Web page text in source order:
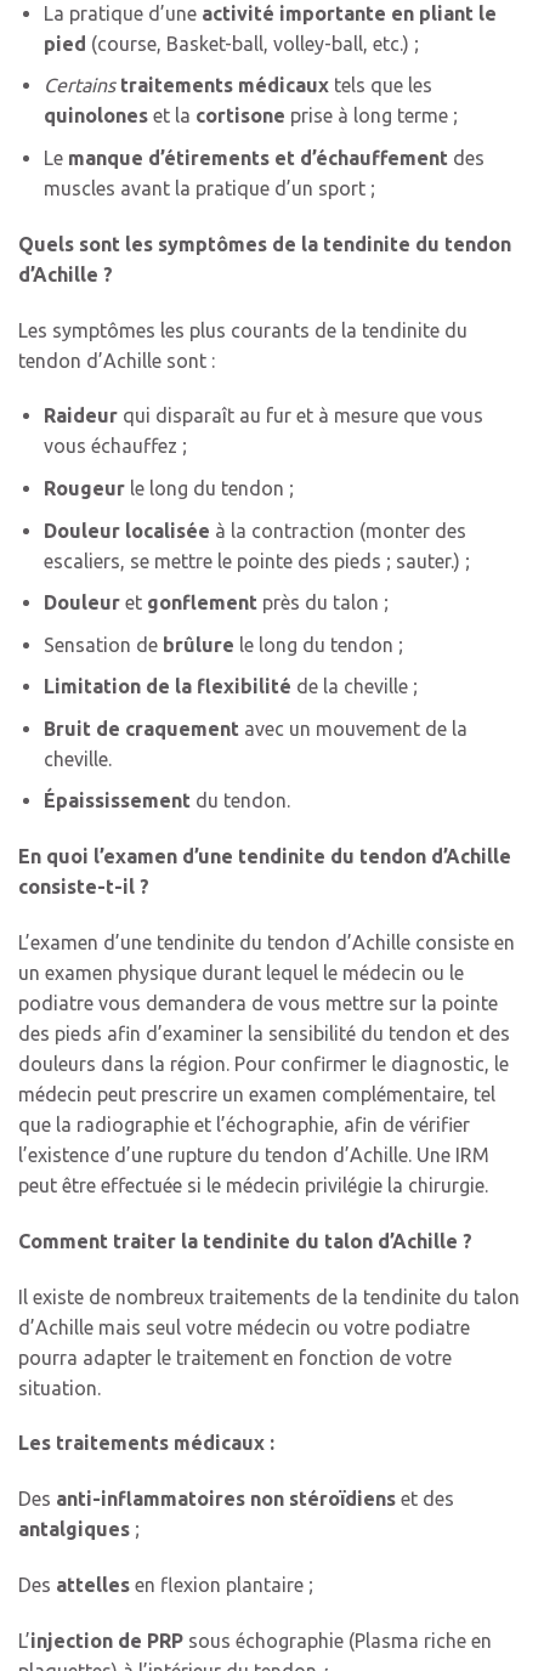
La pratique d’une activité importante en pliant le
pied (course, Basket-ball, volley-ball, etc.) ;
Certains traitements médicaux tels que les
quinolones et la cortisone prise à long terme ;
Le manque d’étirements et d’échauffement des
muscles avant la pratique d’un sport ;
Quels sont les symptômes de la tendinite du tendon
d’Achille ?
Les symptômes les plus courants de la tendinite du
tendon d’Achille sont :
Raideur qui disparaît au fur et à mesure que vous
vous échauffez ;
Rougeurle long du tendon ;
Douleur localisée à la contraction (monter des
escaliers, se mettre le pointe des pieds ; sauter.) ;
Douleur etgonflementprès du talon ;
Sensation de brûlure le long du tendon ;
Limitation de la flexibilité de la cheville ;
Bruit de craquementavec un mouvement de la
cheville.
Épaississement du tendon.
En quoi l’examen d’une tendinite du tendon d’Achille
consiste-t-il ?
L’examen d’une tendinite du tendon d’Achille consiste en
un examen physique durant lequel le médecin ou le
podiatre vous demandera de vous mettre sur la pointe
des pieds afin d’examiner la sensibilité du tendon et des
douleurs dans la région. Pour confirmer le diagnostic, le
médecin peut prescrire un examen complémentaire, tel
que la radiographie et l’échographie, afin de vérifier
l’existence d’une rupture du tendon d’Achille. Une IRM
peut être effectuée si le médecin privilégie la chirurgie.
Comment traiter la tendinite du talon d’Achille ?
Il existe de nombreux traitements de la tendinite du talon
d’Achille mais seul votre médecin ou votre podiatre
pourra adapter le traitement en fonction de votre
situation.
Les traitements médicaux :
Des anti-inflammatoires non stéroïdiens et des
antalgiques ;
Des attelles en flexion plantaire ;
L’injection de PRP sous échographie (Plasma riche en